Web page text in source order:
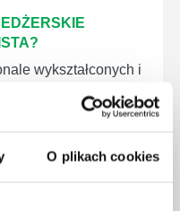
O plikach cookies
wykształconych i
jeśli zabraknie w
wszystkie